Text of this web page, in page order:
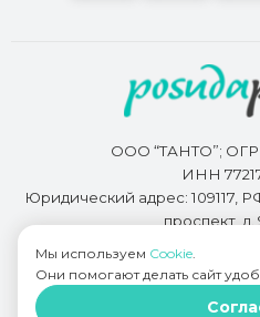
ООО “ТАНТО”;
ИНН
Юридический адрес: 109117,
проспект, д.
Разработкой сайта
Мы используем Cookie.
Они помогают делать сайт